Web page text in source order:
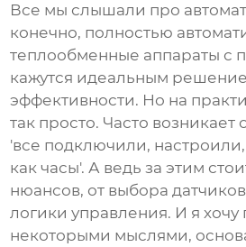
Все мы слышали про
конечно, полностью
теплообменные аппараты с
кажутся идеальным
эффективности. Но на
так просто. Часто
'все подключили,
как часы'. А ведь за этим
нюансов, от выбора
логики управления. И я хочу
некоторыми мыслями,